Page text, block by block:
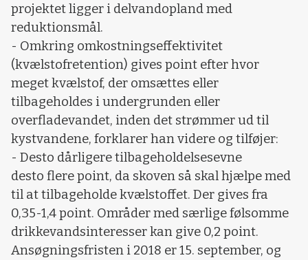
projektet ligger i delvandopland med
reduktionsmål.
- Omkring omkostningseffektivitet
(kvælstofretention) gives point efter hvor
meget kvælstof, der omsættes eller
tilbageholdes i undergrunden eller
overfladevandet, inden det strømmer ud til
kystvandene, forklarer han videre og tilføjer:
- Desto dårligere tilbageholdelsesevne
desto flere point, da skoven så skal hjælpe med
til at tilbageholde kvælstoffet. Der gives fra
0,35-1,4 point. Områder med særlige følsomme
drikkevandsinteresser kan give 0,2 point.
Ansøgningsfristen i 2018 er 15. september, og